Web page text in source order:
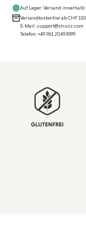
Auf Lager: Versand innerhalb
Versandkostenfrei ab CHF 150
E-Mail: support@strunz.com
Telefon: +49 961 2049 8399